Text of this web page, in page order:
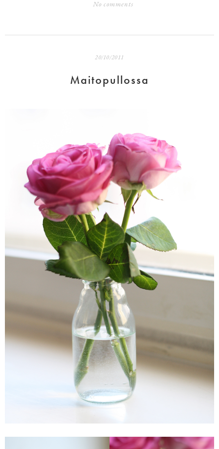
No comments
20/10/2011
Maitopullossa